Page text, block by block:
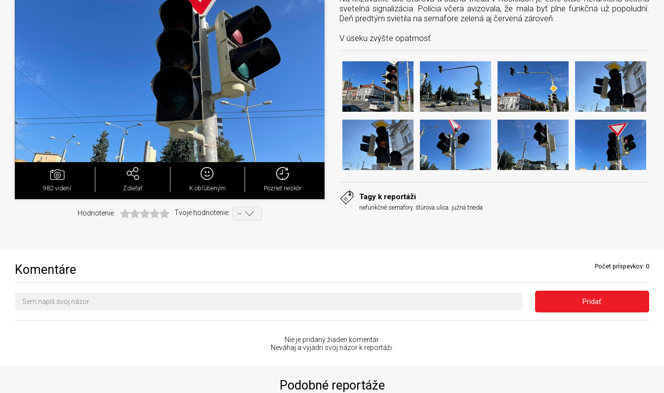
982videní Zdieľať K obľúbeným Pozrieť neskôr
Hodnotenie: Tvoje hodnotenie:
svetelná signalizácia. Polícia včera avizovala, že mala byť plne funkčná už popoludní.
Deň predtým svietila na semafore zelená aj červená zároveň.
V úseku zvýšte opatrnosť.
Tagy k reportáži
nefunkčné semafory, štúrova ulica, južná trieda
Komentáre Počet príspevkov: 0
Pridať
Nie je pridaný žiaden komentár.
Neváhaj a vyjadri svoj názor k reportáži.
Podobné reportáže